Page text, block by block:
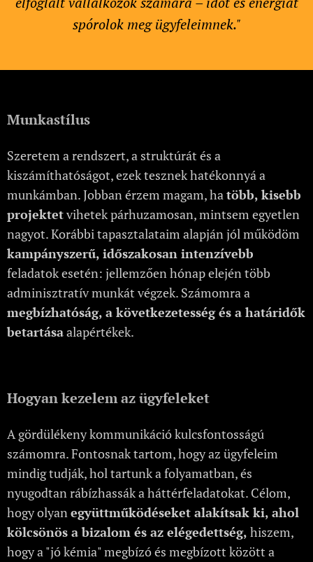
spórolok meg ügyfeleimnek."
Munkastílus
Szeretem a rendszert, a struktúrát és a
kiszámíthatóságot, ezek tesznek hatékonnyá a
munkámban. Jobban érzem magam, hatöbb, kisebb
projektetvihetek párhuzamosan, mintsem egyetlen
nagyot. Korábbi tapasztalataim alapján jól működöm
kampányszerű, időszakosan intenzívebb
feladatok esetén: jellemzően hónap elején több
adminisztratív munkát végzek. Számomra a
megbízhatóság, a következetesség és a határidők
betartásaalapértékek.
Hogyan kezelem az ügyfeleket
A gördülékeny kommunikáció kulcsfontosságú
számomra. Fontosnak tartom, hogy az ügyfeleim
mindig tudják, hol tartunk a folyamatban, és
nyugodtan rábízhassák a háttérfeladatokat. Célom,
hogy olyanegyüttműködéseket alakítsak ki, ahol
kölcsönös a bizalom és az elégedettség, hiszem,
hogy a "jó kémia" megbízó és megbízott között a